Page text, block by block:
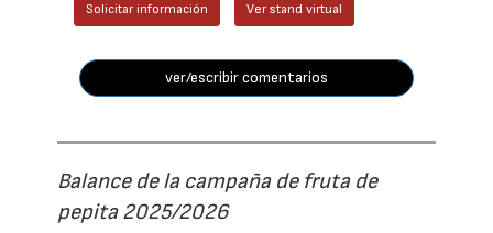
Solicitar información Ver stand virtual
ver/escribir comentarios
Balance de la campaña de fruta de
pepita 2025/2026